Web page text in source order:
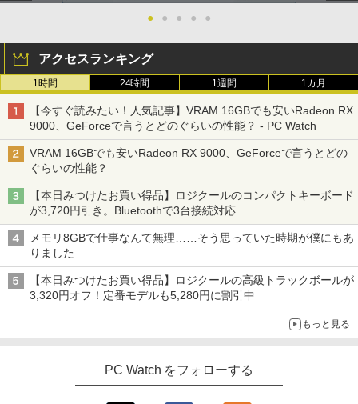
● ● ● ● ●
アクセスランキング
1時間 24時間 1週間 1カ月
【今すぐ読みたい！人気記事】VRAM 16GBでも安いRadeon RX
9000、GeForceで言うとどのぐらいの性能？ - PC Watch
VRAM 16GBでも安いRadeon RX 9000、GeForceで言うとどの
ぐらいの性能？
【本日みつけたお買い得品】ロジクールのコンパクトキーボード
が3,720円引き。Bluetoothで3台接続対応
メモリ8GBで仕事なんて無理……そう思っていた時期が僕にもあ
りました
【本日みつけたお買い得品】ロジクールの高級トラックボールが
3,320円オフ！定番モデルも5,280円に割引中
もっと見る
PC Watch をフォローする